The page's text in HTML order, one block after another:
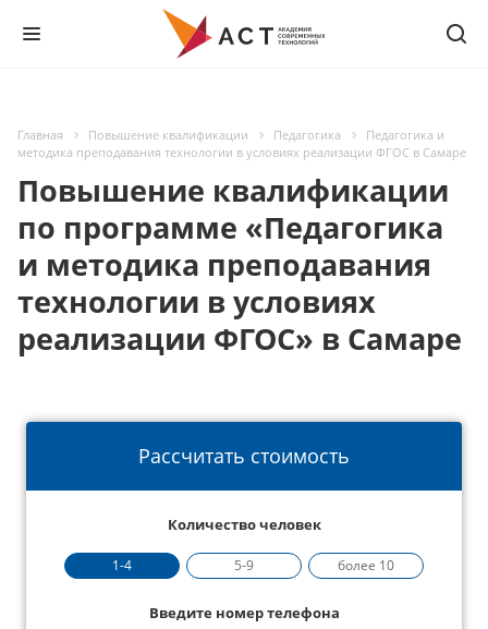
Главная Повышение квалификации Педагогика
Педагогика и
методика преподавания технологии в условиях реализации ФГОС в Самаре
Повышение квалификации
по программе «Педагогика
и методика преподавания
технологии в условиях
реализации ФГОС» в Самаре
Рассчитать стоимость
Количество человек
1-4 5-9 более 10
Введите номер телефона